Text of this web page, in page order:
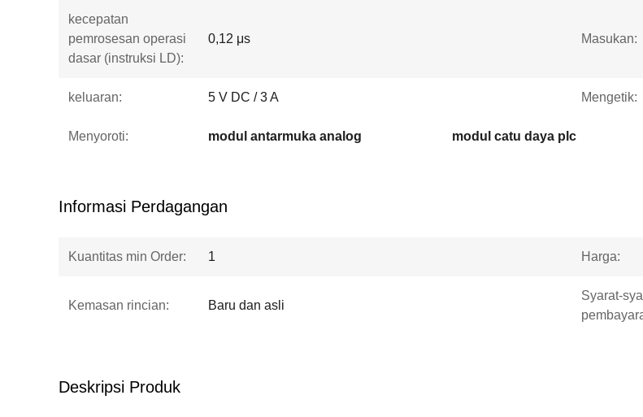
kecepatan
pemrosesan operasi
dasar (instruksi LD):
0,12 μs Masukan:
keluaran: 5 V DC / 3 A Mengetik:
Menyoroti: modul antarmuka analog modul catu daya plc
Informasi Perdagangan
Kuantitas min Order: 1 Harga:
Kemasan rincian: Baru dan asli
Syarat-
Deskripsi Produk